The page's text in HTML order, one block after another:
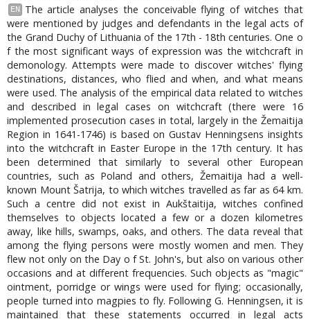
EN
The article analyses the conceivable flying of witches that
were mentioned by judges and defendants in the legal acts of
the Grand Duchy of Lithuania of the 17th - 18th centuries. One o
f the most significant ways of expression was the witchcraft in
demonology. Attempts were made to discover witches' flying
destinations, distances, who flied and when, and what means
were used. The analysis of the empirical data related to witches
and described in legal cases on witchcraft (there were 16
implemented prosecution cases in total, largely in the Žemaitija
Region in 1641-1746) is based on Gustav Henningsens insights
into the witchcraft in Easter Europe in the 17th century. It has
been determined that similarly to several other European
countries, such as Poland and others, Žemaitija had a well-
known Mount Šatrija, to which witches travelled as far as 64 km.
Such a centre did not exist in Aukštaitija, witches confined
themselves to objects located a few or a dozen kilometres
away, like hills, swamps, oaks, and others. The data reveal that
among the flying persons were mostly women and men. They
flew not only on the Day o f St. John's, but also on various other
occasions and at different frequencies. Such objects as "magic"
ointment, porridge or wings were used for flying; occasionally,
people turned into magpies to fly. Following G. Henningsen, it is
maintained that these statements occurred in legal acts